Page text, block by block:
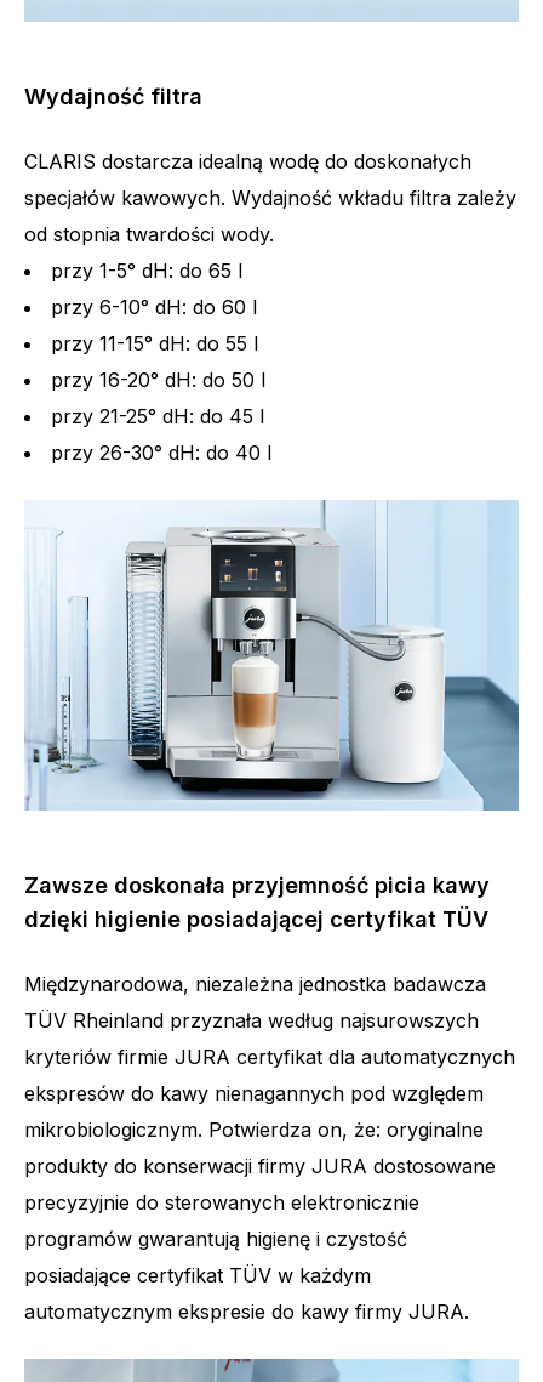
Wydajność filtra
CLARIS dostarcza idealną wodę do doskonałych
specjałów kawowych. Wydajność wkładu filtra zależy
od stopnia twardości wody.
przy 1-5° dH: do 65 l
przy 6-10° dH: do 60 l
przy 11-15° dH: do 55 l
przy 16-20° dH: do 50 l
przy 21-25° dH: do 45 l
przy 26-30° dH: do 40 l
Zawsze doskonała przyjemność picia kawy
dzięki higienie posiadającej certyfikat TÜV
Międzynarodowa, niezależna jednostka badawcza
TÜV Rheinland przyznała według najsurowszych
kryteriów firmie JURA certyfikat dla automatycznych
ekspresów do kawy nienagannych pod względem
mikrobiologicznym. Potwierdza on, że: oryginalne
produkty do konserwacji firmy JURA dostosowane
precyzyjnie do sterowanych elektronicznie
programów gwarantują higienę i czystość
posiadające certyfikat TÜV w każdym
automatycznym ekspresie do kawy firmy JURA.